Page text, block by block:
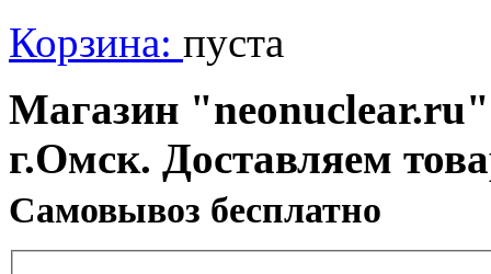
Корзина: пуста
Магазин
г.Омск. Доставляем
Cамовывоз бесплатно